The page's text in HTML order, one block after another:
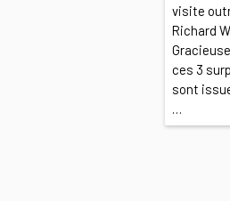
visite
Richard
ces 3
sont
…